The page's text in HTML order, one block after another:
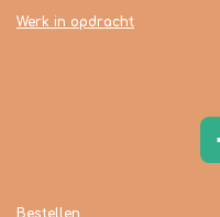
Werk in opdracht